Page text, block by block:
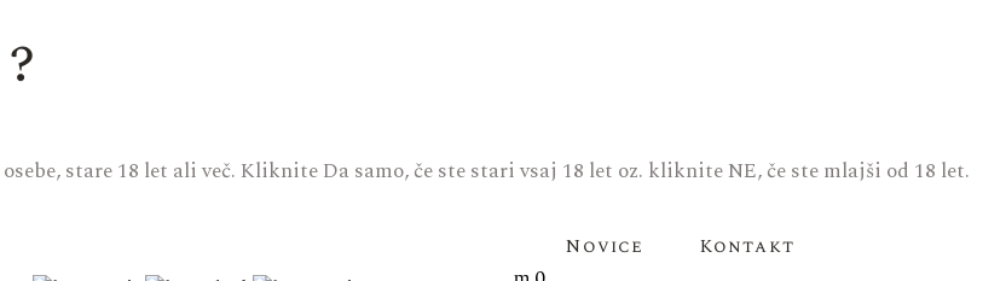
stare 18 let ali več. Kliknite Da samo, če ste stari vsaj 18 let oz. kliknite NE, če ste mlajši od 18 let.
Novice Kontakt